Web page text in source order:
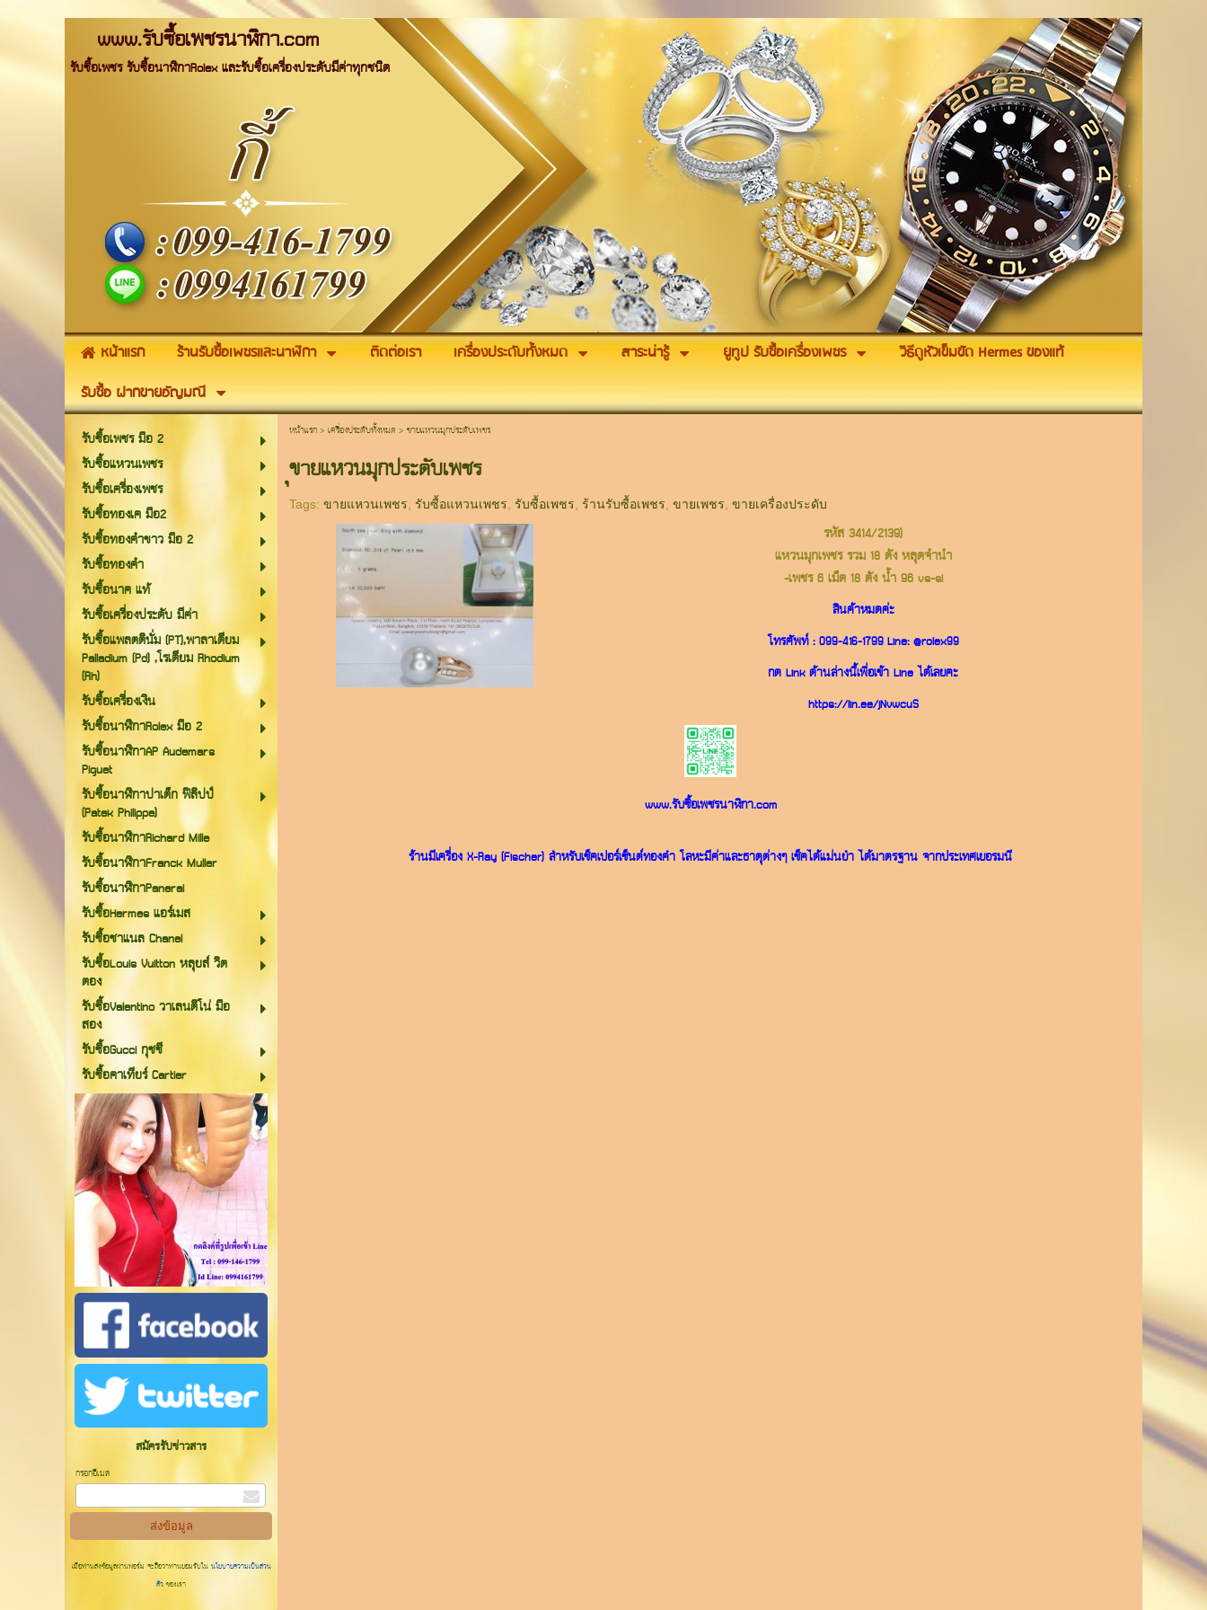
www.รับซื้อเพชรนาฬิกา.com
รับซื้อเพชร รับซื้อนาฬิกาRolex และรับซื้อเครื่องประดับมีค่าทุกชนิด
หน้าแรก ร้านรับซื้อเพชรและนาฬิกา ติดต่อเรา เครื่องประดับทั้งหมด สาระน่ารู้ ยูทูป รับซื้อเครื่องเพชร
วิธีดูหัวเข็มขัด Hermes ของแท้
รับซื้อ ฝากขายอัญมณี
รับซื้อเพชร มือ 2
รับซื้อแหวนเพชร
รับซื้อเครื่องเพชร
รับซื้อทองเค มือ2
รับซื้อทองคำขาว มือ 2
รับซื้อทองคำ
รับซื้อนาค แท้
รับซื้อเครื่องประดับ มีค่า
รับซื้อแพลตตินั่ม (PT),พาลาเดียม
Palladium (Pd) ,โรเดียม Rhodium
(Rh)
รับซื้อเครื่องเงิน
รับซื้อนาฬิกาRolex มือ 2
รับซื้อนาฬิกาAP Audemars
Piguet
รับซื้อนาฬิกาปาเต็ก ฟิลิปป์
(Patek Philippe)
รับซื้อนาฬิกาRichard Mille
รับซื้อนาฬิกาFranck Muller
รับซื้อนาฬิกาPanerai
รับซื้อHermes แอร์เมส
รับซื้อชาแนล Chanel
รับซื้อLouis Vuitton หลุยส์ วิต
ตอง
รับซื้อValentino วาเลนติโน่ มือ
สอง
รับซื้อGucci กุชชี
รับซื้อคาเทียร์ Cartier
สมัครรับข่าวสาร
กรอกอีเมล
เมื่อท่านส่งข้อมูลผ่านฟอร์ม จะถือว่าท่านยอมรับในนโยบายความเป็นส่วน
ตัวของเรา
หน้าแรก> เครื่องประดับทั้งหมด > ขายแหวนมุกประดับเพชร
ุขายแหวนมุกประดับเพชร
Tags:ขายแหวนเพชร รับซื้อแหวนเพชร รับซื้อเพชร ร้านรับซื้อเพชร ,ขายเพชร ,ขายเครื่องประดับ
รหัส 3414/2139)
แหวนมุกเพชร รวม 18 ตัง หลุดจำนำ
-เพชร 6 เม็ด 18 ตัง น้ำ 96 vs-si
สินค้าหมดค่ะ
โทรศัพท์ :099-416-1799Line:@rolex99
กด Link ด้านล่างนี้เพื่อเข้า Line ได้เลยคะ
https://lin.ee/jNvwcuS
www.รับซื้อเพชรนาฬิกา.com
ร้านมีเครื่อง X-Ray (Fischer) สำหรับเช็คเปอร์เซ็นต์ทองคำ โลหะมีค่าและธาตุต่างๆ เช็คได้แม่นยำ ได้มาตรฐาน จากประเทศเยอรมนี